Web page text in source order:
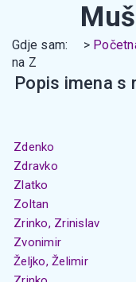
Gdje sam:
na Z
Popis imena s
Zdenko
Zdravko
Zlatko
Zoltan
Zrinko, Zrinislav
Zvonimir
Željko, Želimir